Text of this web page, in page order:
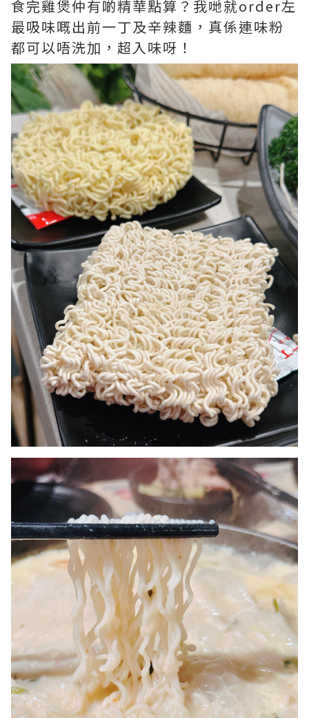
食完雞煲仲有啲精華點算？我哋就order左
最吸味嘅出前一丁及辛辣麵，真係連味粉
都可以唔洗加，超入味呀！